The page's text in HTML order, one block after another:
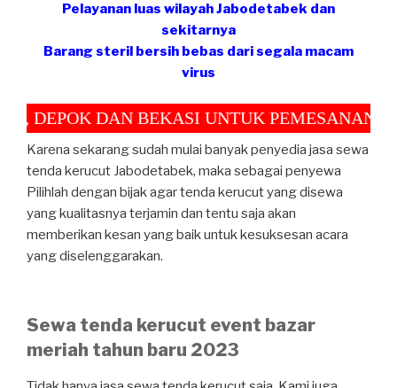
Pelayanan luas wilayah Jabodetabek dan
sekitarnya
Barang steril bersih bebas dari segala macam
virus
DAN BEKASI UNTUK PEMESANAN
Karena sekarang sudah mulai banyak penyedia jasa sewa
tenda kerucut Jabodetabek, maka sebagai penyewa
Pilihlah dengan bijak agar tenda kerucut yang disewa
yang kualitasnya terjamin dan tentu saja akan
memberikan kesan yang baik untuk kesuksesan acara
yang diselenggarakan.
Sewa tenda kerucut event bazar
meriah tahun baru 2023